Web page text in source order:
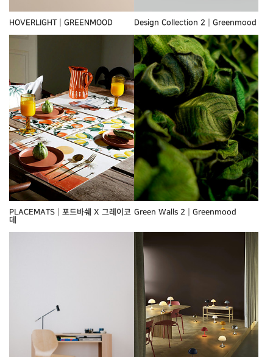
HOVERLIGHT┃GREENMOOD Design Collection 2┃Greenmood
PLACEMATS┃포드바쉐 X 그레이코
데
Green Walls 2┃Greenmood